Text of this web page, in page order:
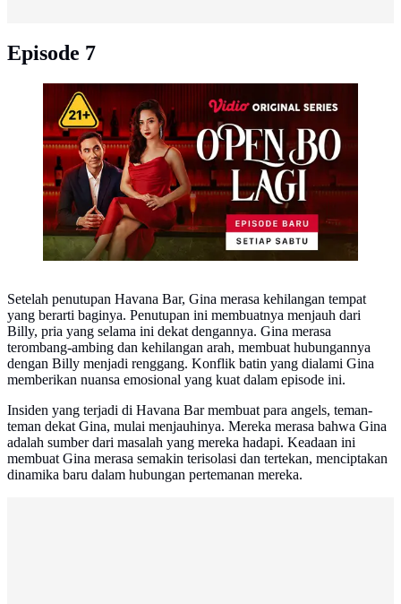
Episode 7
Open BO Lagi Episode 1 (Dok. Vidio)
Setelah penutupan Havana Bar, Gina merasa kehilangan tempat
yang berarti baginya. Penutupan ini membuatnya menjauh dari
Billy, pria yang selama ini dekat dengannya. Gina merasa
terombang-ambing dan kehilangan arah, membuat hubungannya
dengan Billy menjadi renggang. Konflik batin yang dialami Gina
memberikan nuansa emosional yang kuat dalam episode ini.
Insiden yang terjadi di Havana Bar membuat para angels, teman-
teman dekat Gina, mulai menjauhinya. Mereka merasa bahwa Gina
adalah sumber dari masalah yang mereka hadapi. Keadaan ini
membuat Gina merasa semakin terisolasi dan tertekan, menciptakan
dinamika baru dalam hubungan pertemanan mereka.